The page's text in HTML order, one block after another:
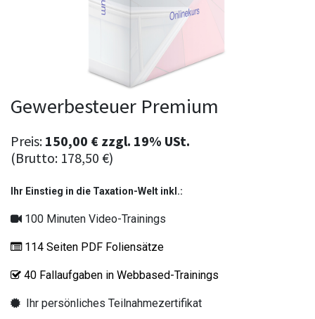
Gewerbesteuer Premium
Preis: 150,00 € zzgl. 19% USt.
(Brutto: 178,50 €)
Ihr Einstieg in die Taxation-Welt inkl.:
100 Minuten Video-Trainings
114 Seiten PDF Foliensätze
40 Fallaufgaben in Webbased-Trainings
Ihr persönliches Teilnahmezertifikat